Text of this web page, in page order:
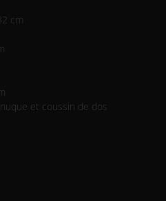
cm
et coussin de dos